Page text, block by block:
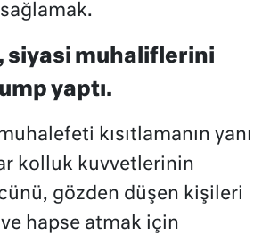
siyasi muhaliflerini
yaptı.
kısıtlamanın yanı
kolluk kuvvetlerinin
gözden düşen kişileri
hapse atmak için